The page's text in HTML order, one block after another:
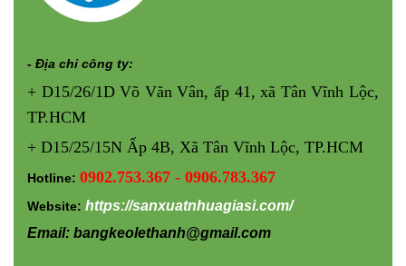
- Địa chỉ công ty:
+ D15/26/1D Võ Văn Vân, ấp 41, xã Tân Vĩnh Lộc,
TP.HCM
+ D15/25/15N Ấp 4B, Xã Tân Vĩnh Lộc, TP.HCM
Hotline: 0902.753.367 - 0906.783.367
Website: https://sanxuatnhuagiasi.com/
Email: bangkeolethanh@gmail.com